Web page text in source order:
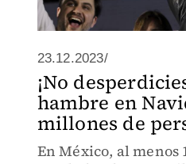
23.12.2023/
¡No
hambre en
millones de
En México, al menos